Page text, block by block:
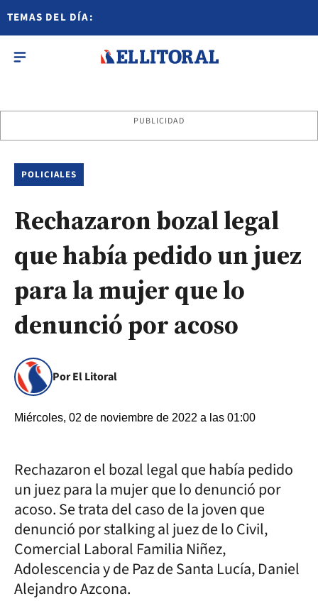
TEMAS DEL DÍA:
PUBLICIDAD
POLICIALES
Rechazaron bozal legal
que había pedido un juez
para la mujer que lo
denunció por acoso
Por El Litoral
Miércoles, 02 de noviembre de 2022 a las 01:00
Rechazaron el bozal legal que había pedido
un juez para la mujer que lo denunció por
acoso. Se trata del caso de la joven que
denunció por stalking al juez de lo Civil,
Comercial Laboral Familia Niñez,
Adolescencia y de Paz de Santa Lucía, Daniel
Alejandro Azcona.